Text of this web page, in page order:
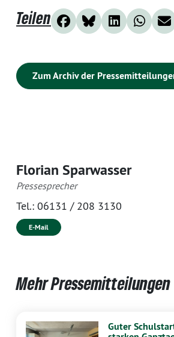
Teilen
Zum Archiv der
Florian Sparwasser
Pressesprecher
Tel.: 06131 / 208 3130
E-Mail
Mehr Pressemitteilungen
Guter